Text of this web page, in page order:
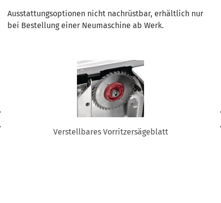
Ausstattungsoptionen nicht nachrüstbar, erhältlich nur
bei Bestellung einer Neumaschine ab Werk.
Verstellbares Vorritzersägeblatt